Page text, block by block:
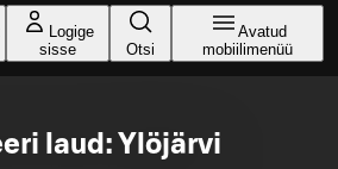
Logige
sisse
Otsi
Avatud
mobiilimenüü
laud: Ylöjärvi